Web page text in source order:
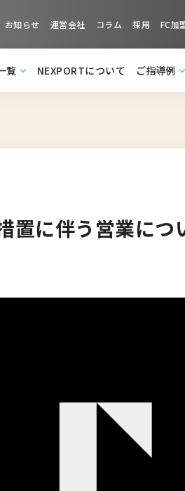
お知らせ 運営会社 コラム 採用 FC加
覧 NEXPORTについて ご指導例
置に伴う営業につ